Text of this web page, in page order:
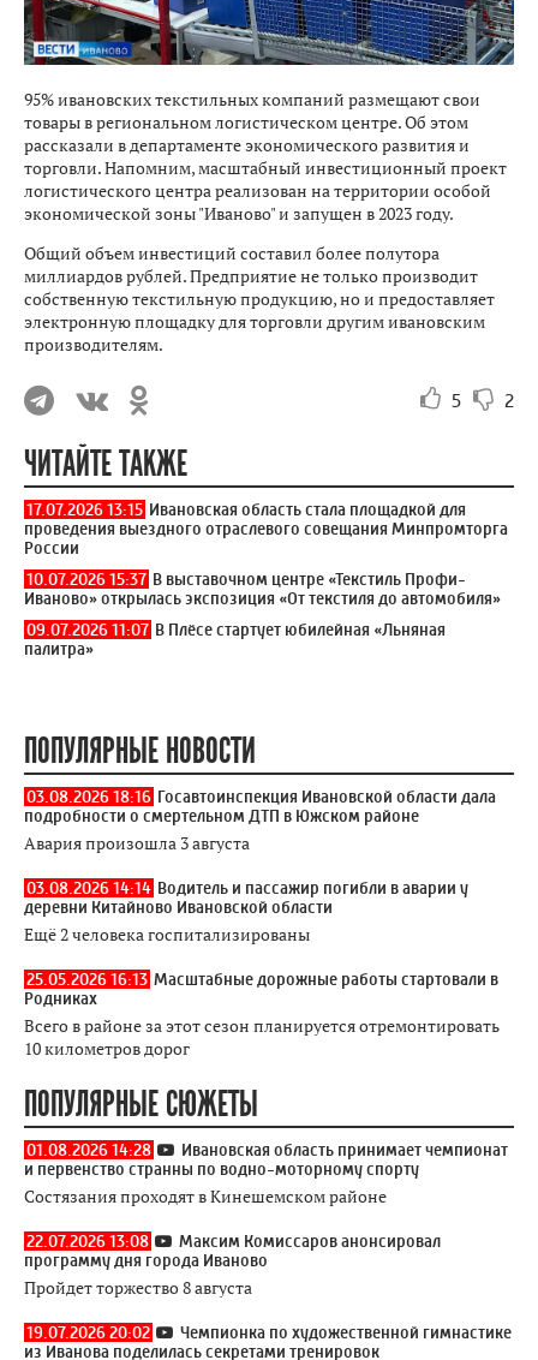
95% ивановских текстильных компаний размещают свои
товары в региональном логистическом центре. Об этом
рассказали в департаменте экономического развития и
торговли. Напомним, масштабный инвестиционный проект
логистического центра реализован на территории особой
экономической зоны "Иваново" и запущен в 2023 году.
Общий объем инвестиций составил более полутора
миллиардов рублей. Предприятие не только производит
собственную текстильную продукцию, но и предоставляет
электронную площадку для торговли другим ивановским
производителям.
5 2
ЧИТАЙТЕ ТАКЖЕ
17.07.2026 13:15 Ивановская область стала площадкой для
проведения выездного отраслевого совещания Минпромторга
России
10.07.2026 15:37 В выставочном центре «Текстиль Профи-
Иваново» открылась экспозиция «От текстиля до автомобиля»
09.07.2026 11:07 В Плёсе стартует юбилейная «Льняная
палитра»
ПОПУЛЯРНЫЕ НОВОСТИ
03.08.2026 18:16 Госавтоинспекция Ивановской области дала
подробности о смертельном ДТП в Южском районе
Авария произошла 3 августа
03.08.2026 14:14 Водитель и пассажир погибли в аварии у
деревни Китайново Ивановской области
Ещё 2 человека госпитализированы
25.05.2026 16:13 Масштабные дорожные работы стартовали в
Родниках
Всего в районе за этот сезон планируется отремонтировать
10 километров дорог
ПОПУЛЯРНЫЕ СЮЖЕТЫ
01.08.2026 14:28
Ивановская область принимает чемпионат
и первенство странны по водно-моторному спорту
Состязания проходят в Кинешемском районе
22.07.2026 13:08
Максим Комиссаров анонсировал
программу дня города Иваново
Пройдет торжество 8 августа
19.07.2026 20:02
Чемпионка по художественной гимнастике
из Иванова поделилась секретами тренировок